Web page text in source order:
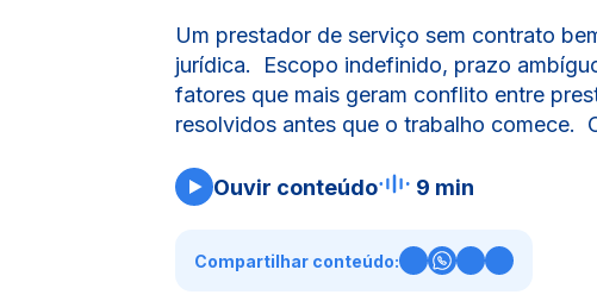
Um prestador de serviço sem contrato
jurídica. Escopo indefinido, prazo
fatores que mais geram conflito entre
resolvidos antes que o trabalho comece.
Ouvir conteúdo 9 min
Compartilhar conteúdo: